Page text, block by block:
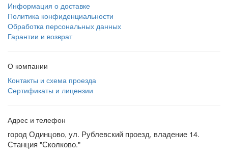
Информация о доставке
Политика конфиденциальности
Обработка персональных данных
Гарантии и возврат
О компании
Контакты и схема проезда
Сертификаты и лицензии
Адрес и телефон
город Одинцово, ул. Рублевский проезд, владение 14.
Станция "Сколково."